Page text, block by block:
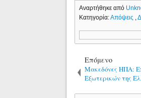
Αναρτήθηκε από
Κατηγορία:Απόψεις ,
Επόμενο
Μακεδόνες ΗΠΑ:
Εξωτερικών της